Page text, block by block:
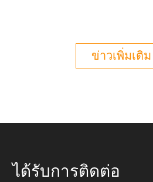
ข่าวเพิ่มเติม
ได้รับการติดต่อ